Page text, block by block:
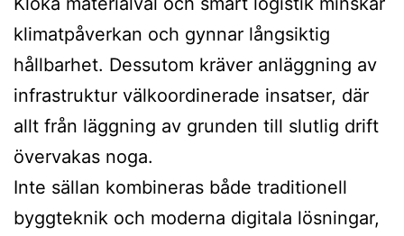
klimatpåverkan och gynnar långsiktig
hållbarhet. Dessutom kräver anläggning av
infrastruktur välkoordinerade insatser, där
allt från läggning av grunden till slutlig drift
övervakas noga.
Inte sällan kombineras både traditionell
byggteknik och moderna digitala lösningar,